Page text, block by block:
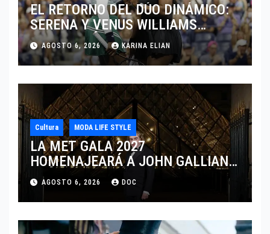
EL RETORNO DEL DÚO DINÁMICO:
SERENA Y VENUS WILLIAMS
DISPUTARÁN LOS DOBLES EN
CINCINNATI 2026
AGOSTO 6, 2026 KARINA ELIAN
Cultura MODA LIFE STYLE
LA MET GALA 2027
HOMENAJEARÁ A JOHN GALLIANO
MARCANDO EL REGRESO DEL REY
DEL DRAMATISMO
AGOSTO 6, 2026 DOC